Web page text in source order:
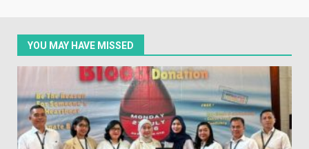
YOU MAY HAVE MISSED